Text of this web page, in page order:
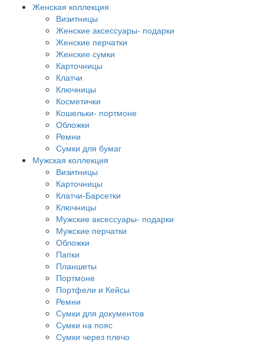
Женская коллекция
Визитницы
Женские аксессуары- подарки
Женские перчатки
Женские сумки
Карточницы
Клатчи
Ключницы
Косметички
Кошельки- портмоне
Обложки
Ремни
Сумки для бумаг
Мужская коллекция
Визитницы
Карточницы
Клатчи-Барсетки
Ключницы
Мужские аксессуары- подарки
Мужские перчатки
Обложки
Папки
Планшеты
Портмоне
Портфели и Кейсы
Ремни
Сумки для документов
Сумки на пояс
Сумки через плечо